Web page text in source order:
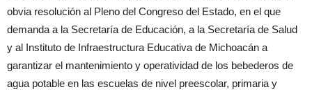
obvia resolución al Pleno del Congreso del Estado, en el que
demanda a la Secretaría de Educación, a la Secretaría de Salud
y al Instituto de Infraestructura Educativa de Michoacán a
garantizar el mantenimiento y operatividad de los bebederos de
agua potable en las escuelas de nivel preescolar, primaria y